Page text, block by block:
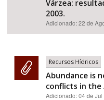
Área Protegida
Várzea:
2003.
Adicionado:22 de
Recursos Hídricos
Abundance is
conflicts in the
Adicionado:04 de